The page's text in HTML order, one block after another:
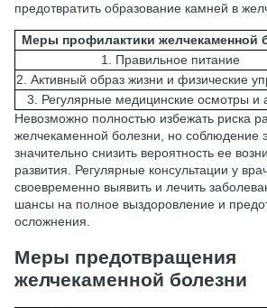
предотвратить образование камней в
Меры профилактики желчекаменной
1. Правильное питание
2. Активный образ жизни и физические
3. Регулярные медицинские осмотры и
Невозможно полностью избежать риска
желчекаменной болезни, но соблюдение
значительно снизить вероятность ее
развития. Регулярные консультации у
своевременно выявить и лечить
шансы на полное выздоровление и
осложнения.
Меры предотвращения
желчекаменной болезни